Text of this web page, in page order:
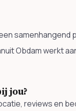
samenhangend
Obdam werkt
jou?
reviews en